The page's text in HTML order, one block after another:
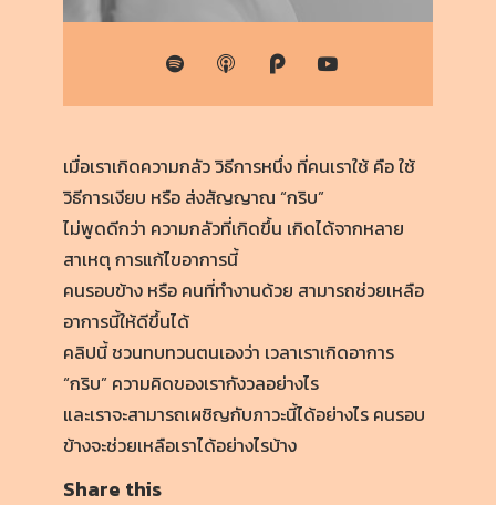
เมื่อเราเกิดความกลัว วิธีการหนึ่ง ที่คนเราใช้ คือ ใช้
วิธีการเงียบ หรือ ส่งสัญญาณ “กริบ”
ไม่พูดดีกว่า ความกลัวที่เกิดขึ้น เกิดได้จากหลาย
สาเหตุ การแก้ไขอาการนี้
คนรอบข้าง หรือ คนที่ทำงานด้วย สามารถช่วยเหลือ
อาการนี้ให้ดีขึ้นได้
คลิปนี้ ชวนทบทวนตนเองว่า เวลาเราเกิดอาการ
“กริบ” ความคิดของเรากังวลอย่างไร
และเราจะสามารถเผชิญกับภาวะนี้ได้อย่างไร คนรอบ
ข้างจะช่วยเหลือเราได้อย่างไรบ้าง
Share this